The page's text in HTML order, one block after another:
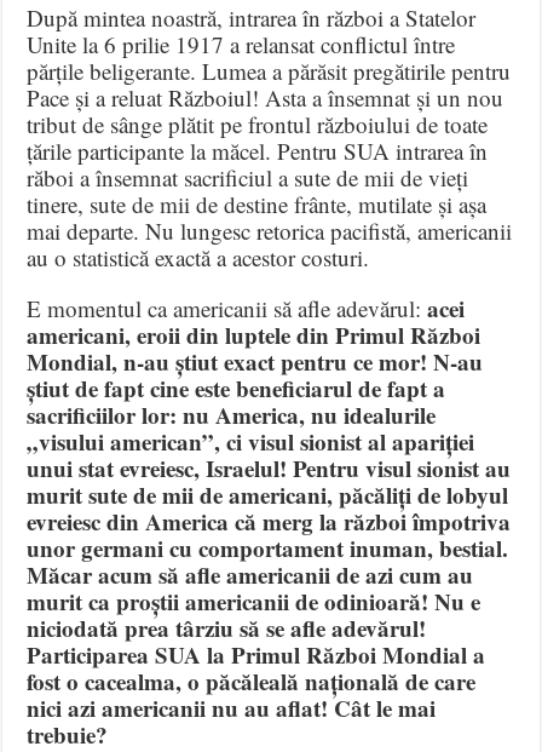
După mintea noastră, intrarea în război a Statelor
Unite la 6 prilie 1917 a relansat conflictul între
părțile beligerante. Lumea a părăsit pregătirile pentru
Pace și a reluat Războiul! Asta a însemnat și un nou
tribut de sânge plătit pe frontul războiului de toate
țările participante la măcel. Pentru SUA intrarea în
răboi a însemnat sacrificiul a sute de mii de vieți
tinere, sute de mii de destine frânte, mutilate și așa
mai departe. Nu lungesc retorica pacifistă, americanii
au o statistică exactă a acestor costuri.
E momentul ca americanii să afle adevărul: acei
americani, eroii din luptele din Primul Război
Mondial, n-au știut exact pentru ce mor! N-au
știut de fapt cine este beneficiarul de fapt a
sacrificiilor lor: nu America, nu idealurile
„visului american”, ci visul sionist al apariției
unui stat evreiesc, Israelul! Pentru visul sionist au
murit sute de mii de americani, păcăliți de lobyul
evreiesc din America că merg la război împotriva
unor germani cu comportament inuman, bestial.
Măcar acum să afle americanii de azi cum au
murit ca proștii americanii de odinioară! Nu e
niciodată prea târziu să se afle adevărul!
Participarea SUA la Primul Război Mondial a
fost o cacealma, o păcăleală națională de care
nici azi americanii nu au aflat! Cât le mai
trebuie?